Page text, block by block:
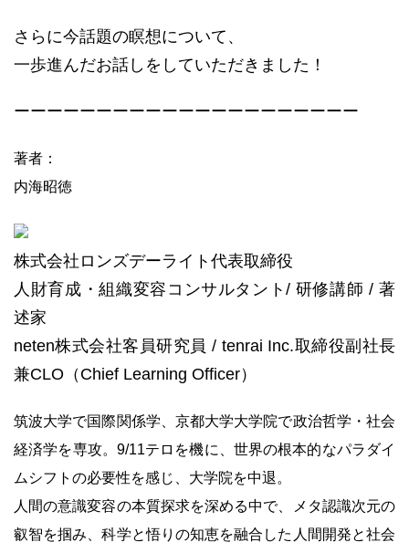
さらに今話題の瞑想について、
一歩進んだお話しをしていただきました！
ーーーーーーーーーーーーーーーーーーーーー
著者：
内海昭徳
株式会社ロンズデーライト代表取締役
人財育成・組織変容コンサルタント/ 研修講師 / 著
述家
neten株式会社客員研究員 / tenrai Inc.取締役副社長
兼CLO（Chief Learning Officer）
筑波大学で国際関係学、京都大学大学院で政治哲学・社会
経済学を専攻。9/11テロを機に、世界の根本的なパラダイ
ムシフトの必要性を感じ、大学院を中退。
人間の意識変容の本質探求を深める中で、メタ認識次元の
叡智を掴み、科学と悟りの知恵を融合した人間開発と社会